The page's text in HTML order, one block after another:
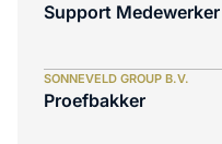
Support
SONNEVELD GROUP B.V.
Proefbakker